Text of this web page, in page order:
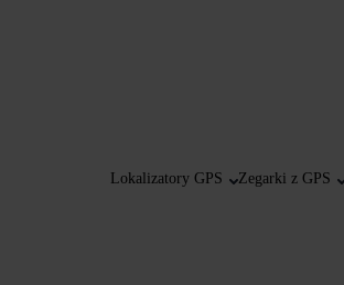
Lokalizatory GPS Zegarki z GPS